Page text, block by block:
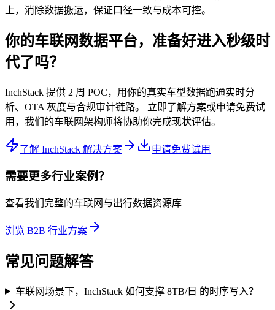
上，消除数据搬运，保证口径一致与成本可控。
你的车联网数据平台，准备好进入秒级时
代了吗？
InchStack 提供 2 周 POC，用你的真实车型数据跑通实时分
析、OTA 灰度与合规审计链路。 立即了解方案或申请免费试
用，我们的车联网架构师将协助你完成现状评估。
了解 InchStack 解决方案 申请免费试用
需要更多行业案例？
查看我们完整的车联网与出行数据资源库
浏览 B2B 行业方案
常见问题解答
车联网场景下，InchStack 如何支撑 8TB/日 的时序写入？